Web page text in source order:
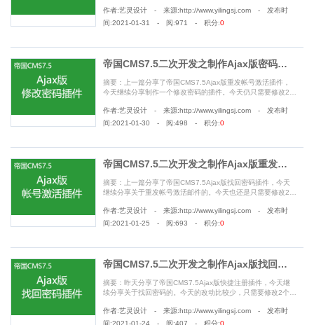
还新增了前端校验，强烈建议使用这款插件............
作者:艺灵设计 - 来源:http://www.yilingsj.com - 发布时
间:2021-01-31 - 阅:971 - 积分:0
帝国CMS7.5二次开发之制作Ajax版密码安全修改插件
摘要：上一篇分享了帝国CMS7.5Ajax版重发帐号激活插件，
今天继续分享制作一个修改密码的插件。今天仍只需要修改2个
窗版，只在原始页面上添加新功能............
作者:艺灵设计 - 来源:http://www.yilingsj.com - 发布时
间:2021-01-30 - 阅:498 - 积分:0
帝国CMS7.5二次开发之制作Ajax版重发帐号激活插件
摘要：上一篇分享了帝国CMS7.5Ajax版找回密码插件，今天
继续分享关于重发帐号激活邮件的。今天也还是只需要修改2个
ajax提交，快来看看吧............
作者:艺灵设计 - 来源:http://www.yilingsj.com - 发布时
间:2021-01-25 - 阅:693 - 积分:0
帝国CMS7.5二次开发之制作Ajax版找回密码插件
摘要：昨天分享了帝国CMS7.5Ajax版快捷注册插件，今天继
续分享关于找回密码的。今天的改动比较少，只需要修改2个系
程............
作者:艺灵设计 - 来源:http://www.yilingsj.com - 发布时
间:2021-01-24 - 阅:407 - 积分:0